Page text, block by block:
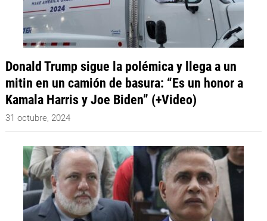
Donald Trump sigue la polémica y llega a un
mitin en un camión de basura: “Es un honor a
Kamala Harris y Joe Biden” (+Video)
31 octubre, 2024